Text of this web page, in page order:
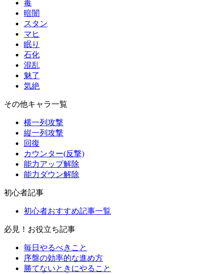
毒
暗闇
スタン
マヒ
眠り
石化
混乱
魅了
気絶
その他キャラ一覧
横一列攻撃
縦一列攻撃
回復
カウンター(反撃)
能力アップ解除
能力ダウン解除
初心者記事
初心者おすすめ記事一覧
必見！お役立ち記事
毎日やるべきこと
序盤の効率的な進め方
勝てないときにやること